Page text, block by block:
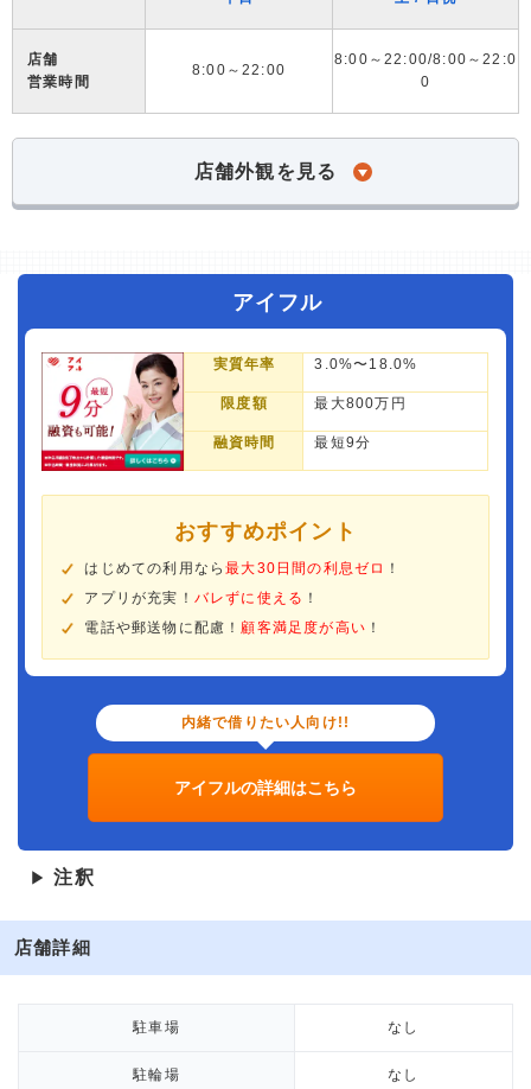
店舗
営業時間
8:00～22:00
8:00～22:00/8:00～22:0
0
店舗外観を見る
アイフル
実質年率 3.0%〜18.0%
限度額 最大800万円
融資時間 最短9分
おすすめポイント
はじめての利用なら最大30日間の利息ゼロ ！
アプリが充実！ バレずに使える ！
電話や郵送物に配慮！顧客満足度が高い ！
内緒で借りたい人向け!!
アイフルの詳細はこちら
▶ 注釈
店舗詳細
駐車場 なし
駐輪場 なし